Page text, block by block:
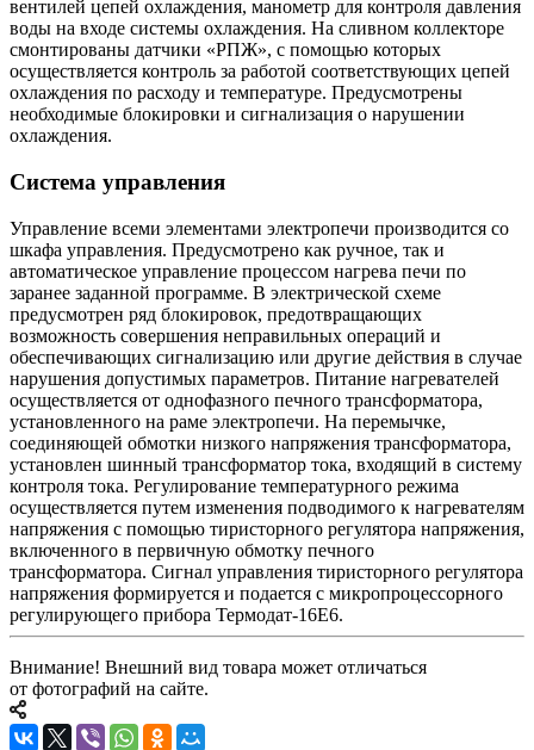
вентилей цепей охлаждения, манометр для контроля давления
воды на входе системы охлаждения. На сливном коллекторе
смонтированы датчики «РПЖ», с помощью которых
осуществляется контроль за работой соответствующих цепей
охлаждения по расходу и температуре. Предусмотрены
необходимые блокировки и сигнализация о нарушении
охлаждения.
Система управления
Управление всеми элементами электропечи производится со
шкафа управления. Предусмотрено как ручное, так и
автоматическое управление процессом нагрева печи по
заранее заданной программе. В электрической схеме
предусмотрен ряд блокировок, предотвращающих
возможность совершения неправильных операций и
обеспечивающих сигнализацию или другие действия в случае
нарушения допустимых параметров. Питание нагревателей
осуществляется от однофазного печного трансформатора,
установленного на раме электропечи. На перемычке,
соединяющей обмотки низкого напряжения трансформатора,
установлен шинный трансформатор тока, входящий в систему
контроля тока. Регулирование температурного режима
осуществляется путем изменения подводимого к нагревателям
напряжения с помощью тиристорного регулятора напряжения,
включенного в первичную обмотку печного
трансформатора. Сигнал управления тиристорного регулятора
напряжения формируется и подается с микропроцессорного
регулирующего прибора Термодат-16Е6.
Внимание! Внешний вид товара может отличаться
от фотографий на сайте.